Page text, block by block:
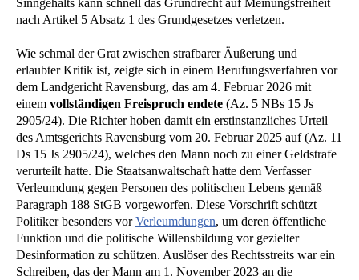
nach Artikel 5 Absatz 1 des Grundgesetzes verletzen.
Wie schmal der Grat zwischen strafbarer Äußerung und
erlaubter Kritik ist, zeigte sich in einem Berufungsverfahren vor
dem Landgericht Ravensburg, das am 4. Februar 2026 mit
einem vollständigen Freispruch endete (Az. 5 NBs 15 Js
2905/24). Die Richter hoben damit ein erstinstanzliches Urteil
des Amtsgerichts Ravensburg vom 20. Februar 2025 auf (Az. 11
Ds 15 Js 2905/24), welches den Mann noch zu einer Geldstrafe
verurteilt hatte. Die Staatsanwaltschaft hatte dem Verfasser
Verleumdung gegen Personen des politischen Lebens gemäß
Paragraph 188 StGB vorgeworfen. Diese Vorschrift schützt
Politiker besonders vorVerleumdungen, um deren öffentliche
Funktion und die politische Willensbildung vor gezielter
Desinformation zu schützen. Auslöser des Rechtsstreits war ein
Schreiben, das der Mann am 1. November 2023 an die